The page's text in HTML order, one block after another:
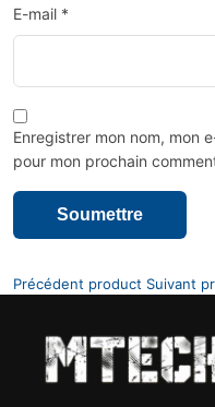
E-mail *
Enregistrer mon nom, mon
pour mon prochain
Précédent product Suivant